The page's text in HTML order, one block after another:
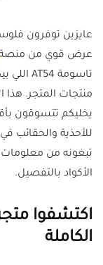
عايزين توفرون
عرض قوي من
منتجات المتجر. هذا
للأحذية والحقائب
تبغونه من معلومات
الأكواد بالتفصيل.
اكتشفوا
الكاملة